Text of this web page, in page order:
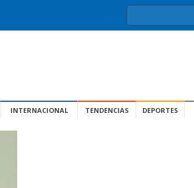
INTERNACIONAL TENDENCIAS DEPORTES